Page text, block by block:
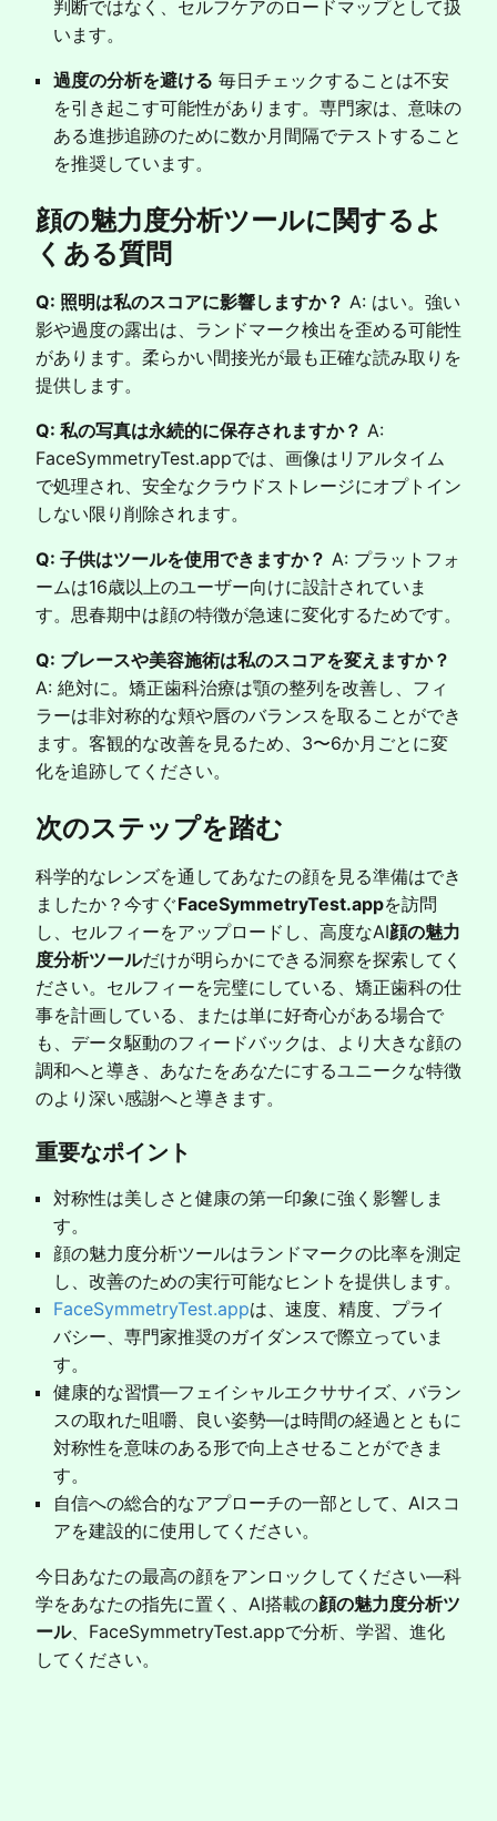
判断ではなく、セルフケアのロードマップとして扱
います。
過度の分析を避ける 毎日チェックすることは不安
を引き起こす可能性があります。専門家は、意味の
ある進捗追跡のために数か月間隔でテストすること
を推奨しています。
顔の魅力度分析ツールに関するよ
くある質問
Q: 照明は私のスコアに影響しますか？ A: はい。強い
影や過度の露出は、ランドマーク検出を歪める可能性
があります。柔らかい間接光が最も正確な読み取りを
提供します。
Q: 私の写真は永続的に保存されますか？ A:
FaceSymmetryTest.appでは、画像はリアルタイム
で処理され、安全なクラウドストレージにオプトイン
しない限り削除されます。
Q: 子供はツールを使用できますか？ A: プラットフォ
ームは16歳以上のユーザー向けに設計されていま
す。思春期中は顔の特徴が急速に変化するためです。
Q: ブレースや美容施術は私のスコアを変えますか？
A: 絶対に。矯正歯科治療は顎の整列を改善し、フィ
ラーは非対称的な頬や唇のバランスを取ることができ
ます。客観的な改善を見るため、3〜6か月ごとに変
化を追跡してください。
次のステップを踏む
科学的なレンズを通してあなたの顔を見る準備はでき
ましたか？今すぐFaceSymmetryTest.appを訪問
し、セルフィーをアップロードし、高度なAI顔の魅力
度分析ツールだけが明らかにできる洞察を探索してく
ださい。セルフィーを完璧にしている、矯正歯科の仕
事を計画している、または単に好奇心がある場合で
も、データ駆動のフィードバックは、より大きな顔の
調和へと導き、あなたをあなたにするユニークな特徴
のより深い感謝へと導きます。
重要なポイント
対称性は美しさと健康の第一印象に強く影響しま
す。
顔の魅力度分析ツールはランドマークの比率を測定
し、改善のための実行可能なヒントを提供します。
FaceSymmetryTest.appは、速度、精度、プライ
バシー、専門家推奨のガイダンスで際立っていま
す。
健康的な習慣—フェイシャルエクササイズ、バラン
スの取れた咀嚼、良い姿勢—は時間の経過とともに
対称性を意味のある形で向上させることができま
す。
自信への総合的なアプローチの一部として、AIスコ
アを建設的に使用してください。
今日あなたの最高の顔をアンロックしてください—科
学をあなたの指先に置く、AI搭載の顔の魅力度分析ツ
ール、FaceSymmetryTest.appで分析、学習、進化
してください。